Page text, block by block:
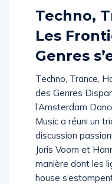
Techno,
Les
Genres
Techno, Trance,
des Genres
l’Amsterdam
Music a réuni un
discussion
Joris Voorn et
manière dont les
house